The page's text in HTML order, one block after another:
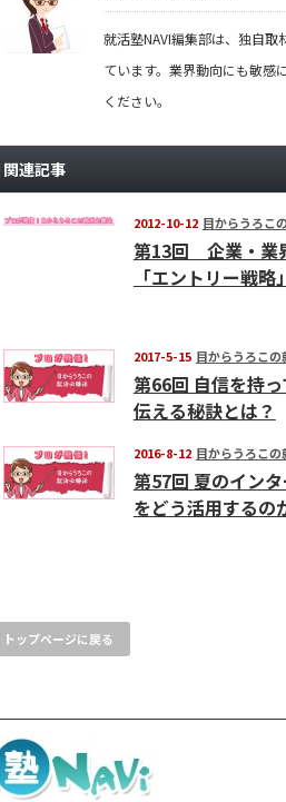
就活塾NAVI編集部は、独自
ています。業界動向にも敏感
ください。
関連記事
2012-10-12 目からうろこ
第13回 企業・業
「エントリー戦略」
2017-5-15 目からうろこの
第66回 自信を持
伝える秘訣とは？
2016-8-12 目からうろこの
第57回 夏のイン
をどう活用するの
トップページに戻る